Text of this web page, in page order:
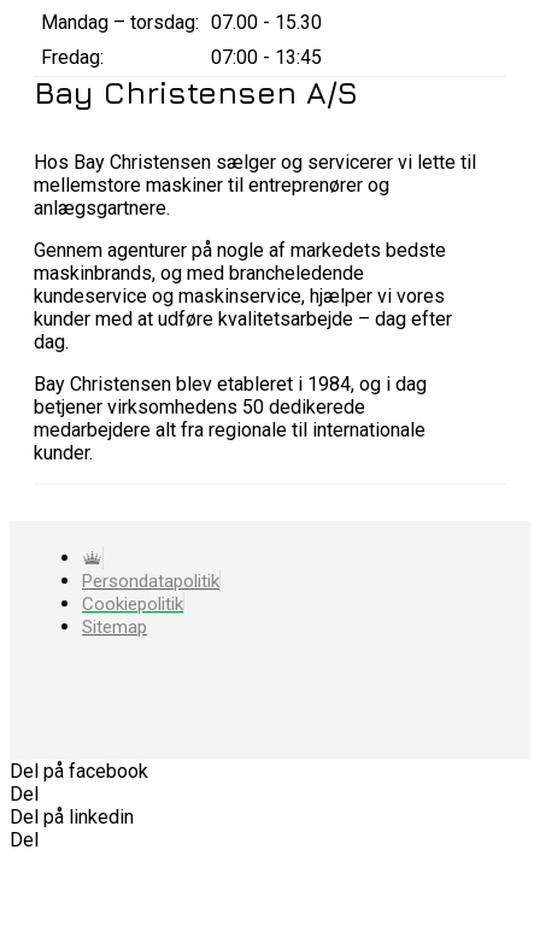
Mandag – torsdag: 07.00 - 15.30
Fredag:
07:00 - 13:45
Bay Christensen A/S
Hos Bay Christensen sælger og servicerer vi lette til
mellemstore maskiner til entreprenører og
anlægsgartnere.
Gennem agenturer på nogle af markedets bedste
maskinbrands, og med brancheledende
kundeservice og maskinservice, hjælper vi vores
kunder med at udføre kvalitetsarbejde – dag efter
dag.
Bay Christensen blev etableret i 1984, og i dag
betjener virksomhedens 50 dedikerede
medarbejdere alt fra regionale til internationale
kunder.
Persondatapolitik
Cookiepolitik
Sitemap
Del på facebook
Del
Del på linkedin
Del